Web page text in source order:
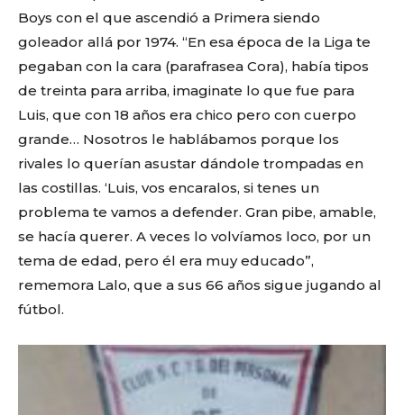
Boys con el que ascendió a Primera siendo
goleador allá por 1974. “En esa época de la Liga te
pegaban con la cara (parafrasea Cora), había tipos
de treinta para arriba, imaginate lo que fue para
Luis, que con 18 años era chico pero con cuerpo
grande… Nosotros le hablábamos porque los
rivales lo querían asustar dándole trompadas en
las costillas. ‘Luis, vos encaralos, si tenes un
problema te vamos a defender. Gran pibe, amable,
se hacía querer. A veces lo volvíamos loco, por un
tema de edad, pero él era muy educado”,
rememora Lalo, que a sus 66 años sigue jugando al
fútbol.